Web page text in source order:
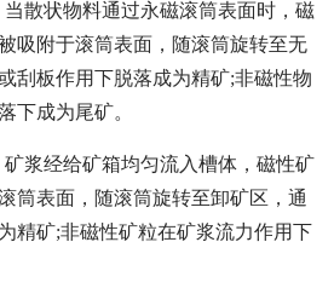
散状物料通过永磁滚筒表面时，磁
吸附于滚筒表面，随滚筒旋转至无
刮板作用下脱落成为精矿;非磁性物
下成为尾矿。
浆经给矿箱均匀流入槽体，磁性矿
筒表面，随滚筒旋转至卸矿区，通
精矿;非磁性矿粒在矿浆流力作用下